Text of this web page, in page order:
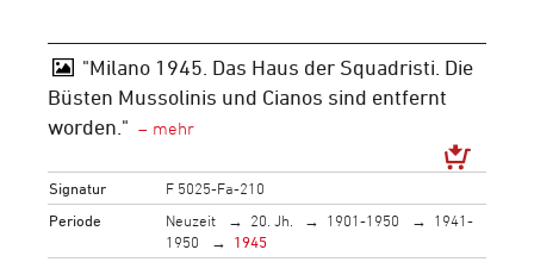
"Milano 1945. Das Haus der Squadristi. Die
Büsten Mussolinis und Cianos sind entfernt
worden."
Signatur
F 5025-Fa-210
Periode
Neuzeit 20. Jh. 1901-1950
1941-
1950
1945